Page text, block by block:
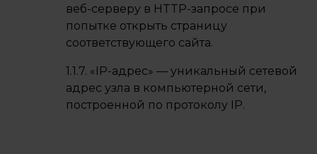
веб-серверу в HTTP-запросе при
попытке открыть страницу
соответствующего сайта.
1.1.7. «IP-адрес» — уникальный сетевой
адрес узла в компьютерной сети,
построенной по протоколу IP.